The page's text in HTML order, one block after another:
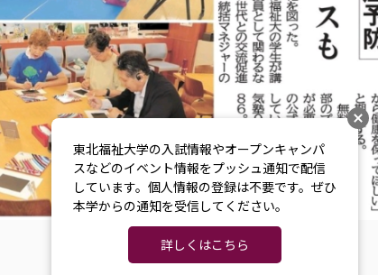
東北福祉大学の入試情報やオープンキャンパ
スなどのイベント情報をプッシュ通知で配信
しています。個人情報の登録は不要です。ぜひ
本学からの通知を受信してください。
詳しくはこちら